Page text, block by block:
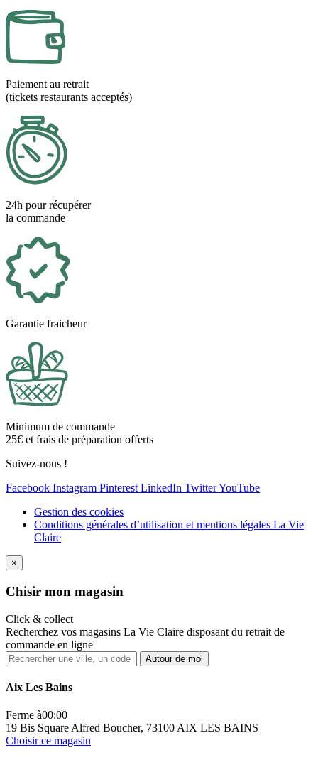
Paiement au retrait
(tickets restaurants acceptés)
24h pour récupérer
la commande
Garantie fraicheur
Minimum de commande
25€ et frais de préparation offerts
Suivez-nous !
Facebook Instagram Pinterest LinkedIn TwitterYouTube
Gestion des cookies
Conditions générales d’utilisation et mentions légales La Vie
Claire
×
Chisir mon magasin
Click & collect
Recherchez vos magasins La Vie Claire disposant du retrait de
commande en ligne
Autour de moi
Aix Les Bains
Ferme à00:00
19 Bis Square Alfred Boucher, 73100 AIX LES BAINS
Choisir ce magasin